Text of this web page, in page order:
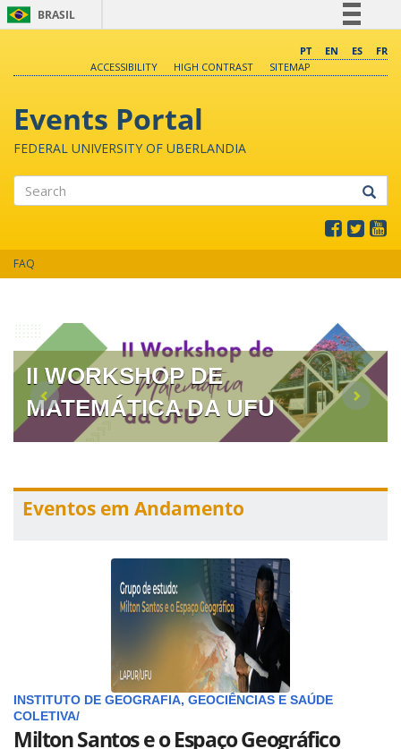
BRASIL
Comunica BR
Canais
PT EN ES
FR
ACCESSIBILITY
HIGH CONTRAST SITEMAP
Events Portal
FEDERAL UNIVERSITY OF UBERLANDIA
FAQ
II WORKSHOP DE
MATEMÁTICA DA UFU
Eventos em Andamento
INSTITUTO DE GEOGRAFIA, GEOCIÊNCIAS E SAÚDE
COLETIVA/
Milton Santos e o Espaço Geográfico